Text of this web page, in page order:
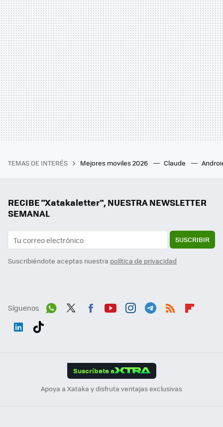
TEMAS DE INTERÉS Mejores moviles 2026 Claude
RECIBE "Xatakaletter", NUESTRA NEWSLETTER
SEMANAL
SUSCRIBIR
Suscribiéndote aceptas nuestra política de privacidad
Síguenos
Suscríbete a
Apoya a Xataka y disfruta ventajas exclusivas